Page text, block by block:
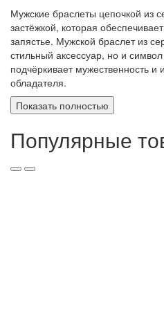
Мужские браслеты цепочкой из
застёжкой, которая
запястье. Мужской браслет из
стильный аксессуар, но и
подчёркивает мужественность и
обладателя.
Показать полностью
Популярные